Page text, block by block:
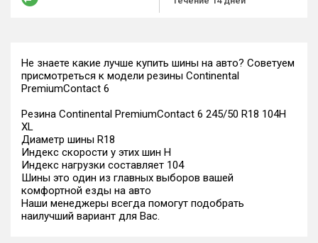
Не знаете какие лучше купить шины на авто? Советуем
присмотреться к модели резины Continental
PremiumContact 6
Резина Continental PremiumContact 6 245/50 R18 104H
XL
Диаметр шины R18
Индекс скорости у этих шин H
Индекс нагрузки составляет 104
Шины это один из главных выборов вашей
комфортной езды на авто
Наши менеджеры всегда помогут подобрать
наилучший вариант для Вас.